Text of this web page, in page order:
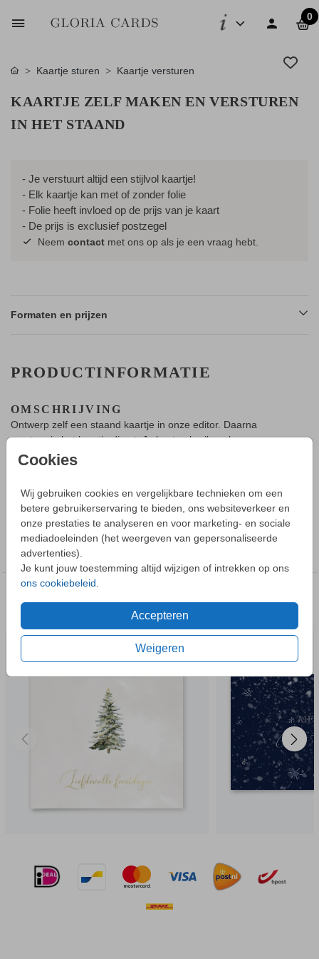
0
Cookies
Wij gebruiken cookies en vergelijkbare technieken om een
betere gebruikerservaring te bieden, ons websiteverkeer en
onze prestaties te analyseren en voor marketing- en sociale
mediadoeleinden (het weergeven van gepersonaliseerde
advertenties).
Je kunt jouw toestemming altijd wijzigen of intrekken op ons
ons cookiebeleid
Accepteren
Weigeren
Kaartje sturen Kaartje versturen
KAARTJE ZELF MAKEN EN VERSTUREN
IN HET STAAND
- Je verstuurt altijd een stijlvol kaartje!
- Elk kaartje kan met of zonder folie
- Folie heeft invloed op de prijs van je kaart
- De prijs is exclusief postzegel
Neem contact met ons op als je een vraag hebt.
Formaten en prijzen
PRODUCTINFORMATIE
OMSCHRIJVING
Ontwerp zelf een staand kaartje in onze editor. Daarna
verstuur je het kaartje direct. Je kunt gebruik maken van onze
uitgebreide beeldbank. We hebben mappen vol met mooie
HOE WERKT HET?
- Maak in de editor een mooi ontwerp van dit kaartje.
- Bestel direct het kaartje.
- Wij versturen de kaart naar het opgegeven adres.
HANDIG OM TE WETEN
- Het adres van de ontvanger wordt op de achterkant van de
kaart gedrukt.
- Het is mogelijk om op elke kaart folie toe te voegen of te
verwijderen.
EEN VRAAG?
Hier vind je waarschijnlijkhet antwoord.
Niet gevonden? Neem
met ons op. We helpen je
Toon meer
COLLECTIE
Kaartje versturen
DEZE DESIGNS VIND JE
MISSCHIEN OOK LEUK